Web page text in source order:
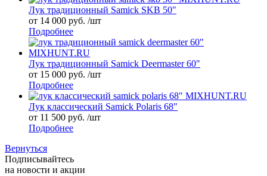
Лук традиционный Samick SKB 50"
от 14 000 руб. /шт
Подробнее
Лук традиционный Samick Deermaster 60"
от 15 000 руб. /шт
Подробнее
Лук классический Samick Polaris 68"
от 11 500 руб. /шт
Подробнее
Вернуться
Подписывайтесь
на новости и акции